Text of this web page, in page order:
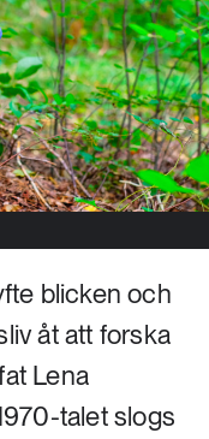
blicken och
åt att forska
Lena
talet slogs